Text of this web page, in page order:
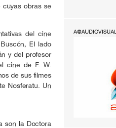
A@AUDIOVISUAL
cuyas obras se
del cine
El lado
y del profesor
cine de F. W.
de sus filmes
Nosferatu. Un
son la Doctora